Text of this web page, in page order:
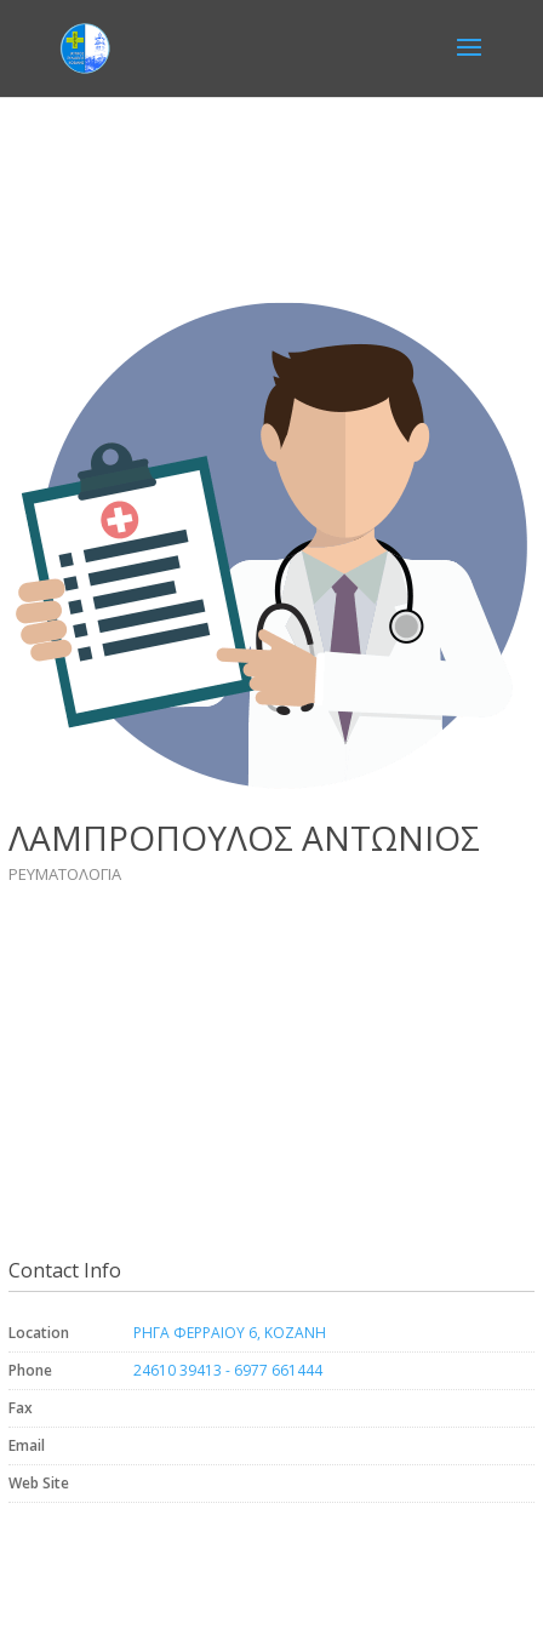
ΛΑΜΠΡΟΠΟΥΛΟΣ ΑΝΤΩΝΙΟΣ
ΡΕΥΜΑΤΟΛΟΓΙΑ
Contact Info
Location
ΡΗΓΑ ΦΕΡΡΑΙΟΥ 6, ΚΟΖΑΝΗ
Phone
24610 39413 - 6977 661444
Fax
Email
Web Site